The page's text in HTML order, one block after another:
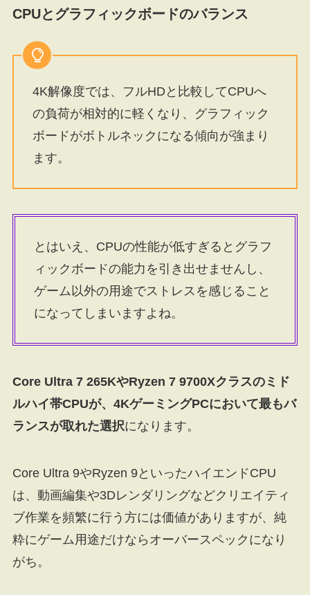
CPUとグラフィックボードのバランス
4K解像度では、フルHDと比較してCPUへ
の負荷が相対的に軽くなり、グラフィック
ボードがボトルネックになる傾向が強まり
ます。
とはいえ、CPUの性能が低すぎるとグラフ
ィックボードの能力を引き出せませんし、
ゲーム以外の用途でストレスを感じること
になってしまいますよね。
Core Ultra 7 265KやRyzen 7 9700Xクラスのミド
ルハイ帯CPUが、4KゲーミングPCにおいて最もバ
ランスが取れた選択になります。
Core Ultra 9やRyzen 9といったハイエンドCPU
は、動画編集や3Dレンダリングなどクリエイティ
ブ作業を頻繁に行う方には価値がありますが、純
粋にゲーム用途だけならオーバースペックになり
がち。